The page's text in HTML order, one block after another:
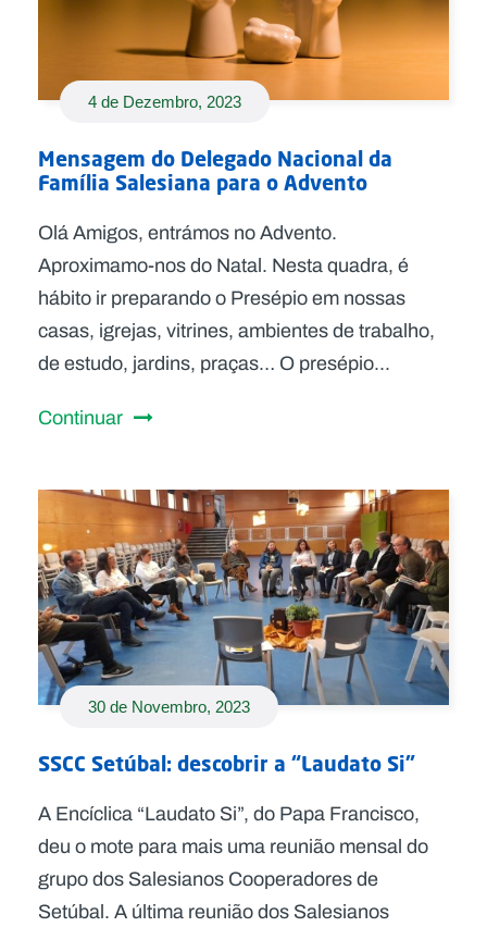
4 de Dezembro, 2023
Mensagem do Delegado Nacional da
Família Salesiana para o Advento
Olá Amigos, entrámos no Advento.
Aproximamo-nos do Natal. Nesta quadra, é
hábito ir preparando o Presépio em nossas
casas, igrejas, vitrines, ambientes de trabalho,
de estudo, jardins, praças… O presépio...
Continuar
30 de Novembro, 2023
SSCC Setúbal: descobrir a “Laudato Si”
A Encíclica “Laudato Si”, do Papa Francisco,
deu o mote para mais uma reunião mensal do
grupo dos Salesianos Cooperadores de
Setúbal. A última reunião dos Salesianos